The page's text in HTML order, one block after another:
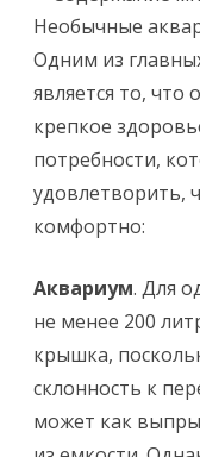
Одним из
является то,
крепкое
потребности,
удовлетворить,
комфортно:
Аквариум. Для
не менее 200
крышка,
склонность к
может как